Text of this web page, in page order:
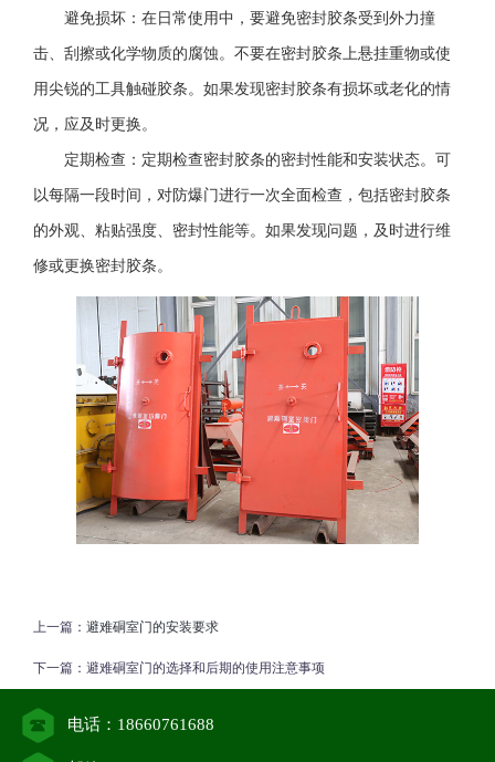
避免损坏：在日常使用中，要避免密封胶条受到外力撞
击、刮擦或化学物质的腐蚀。不要在密封胶条上悬挂重物或使
用尖锐的工具触碰胶条。如果发现密封胶条有损坏或老化的情
况，应及时更换。
定期检查：定期检查密封胶条的密封性能和安装状态。可
以每隔一段时间，对防爆门进行一次全面检查，包括密封胶条
的外观、粘贴强度、密封性能等。如果发现问题，及时进行维
修或更换密封胶条。
上一篇： 避难硐室门的安装要求
下一篇： 避难硐室门的选择和后期的使用注意事项
电话：18660761688